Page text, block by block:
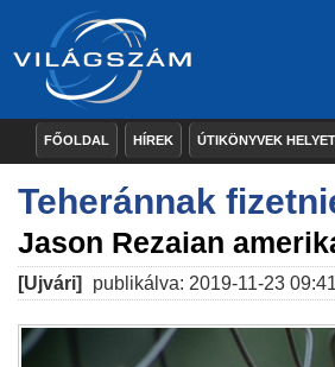
FŐOLDAL HÍREK ÚTIKÖNYVEK
Teheránnak
Jason Rezaian
[Ujvári] publikálva: 2019-11-23